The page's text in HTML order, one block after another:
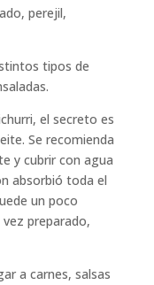
perejil,
tipos de
el secreto es
Se recomienda
y cubrir con agua
absorbió toda el
un poco
preparado,
a carnes, salsas